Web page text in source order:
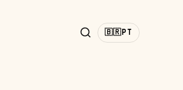
🇧🇷PT